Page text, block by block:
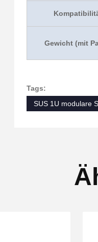
Gewicht (mit
Tags:
SUS 1U modulare